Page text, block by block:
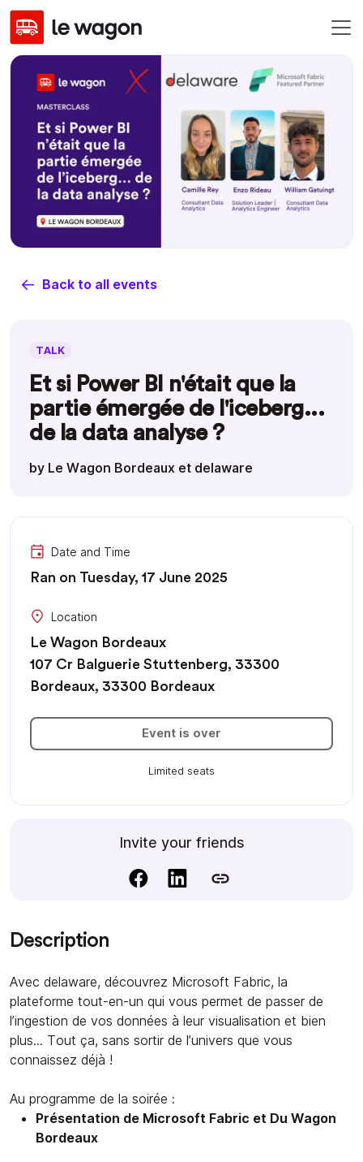
Back to all events
TALK
Et si Power BI n'était que la
partie émergée de l'iceberg...
de la data analyse ?
by Le Wagon Bordeaux et delaware
Date and Time
Ran on Tuesday, 17 June 2025
Location
Le Wagon Bordeaux
107 Cr Balguerie Stuttenberg, 33300
Bordeaux, 33300 Bordeaux
Event is over
Limited seats
Invite your friends
Description
Avec delaware, découvrez Microsoft Fabric, la
plateforme tout-en-un qui vous permet de passer de
l’ingestion de vos données à leur visualisation et bien
plus... Tout ça, sans sortir de l’univers que vous
connaissez déjà !
Au programme de la soirée :
Présentation de Microsoft Fabric et Du Wagon
Bordeaux